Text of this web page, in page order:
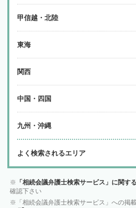
甲信越・北陸
東海
関西
中国・四国
九州・沖縄
よく検索されるエリア
「相続会議弁護士検索サービス」に関す
確認下さい
「相続会議弁護士検索サービス」への掲